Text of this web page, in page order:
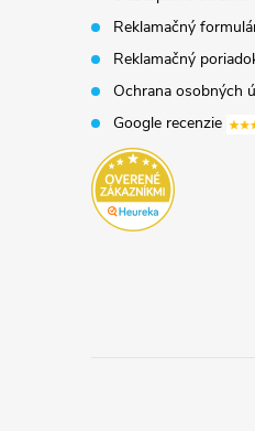
Reklamačný
Reklamačný
Ochrana osobných
Google recenzie